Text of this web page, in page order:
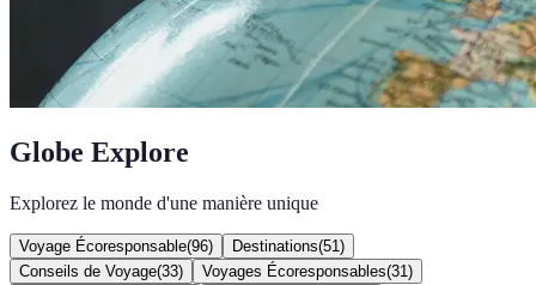
Globe Explore
Explorez le monde d'une manière unique
Voyage Écoresponsable(96) Destinations(51 )
Conseils de Voyage(33) Voyages Écoresponsables(31 )